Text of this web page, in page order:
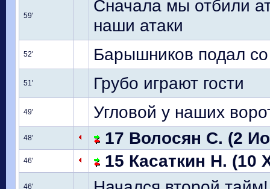
59'
Сначала мы отбили
наши атаки
52' Барышников подал
51' Грубо играют гости
49' Угловой у наших
48' 17 Волосян С. (2
46' 15 Касаткин Н. (10
46'